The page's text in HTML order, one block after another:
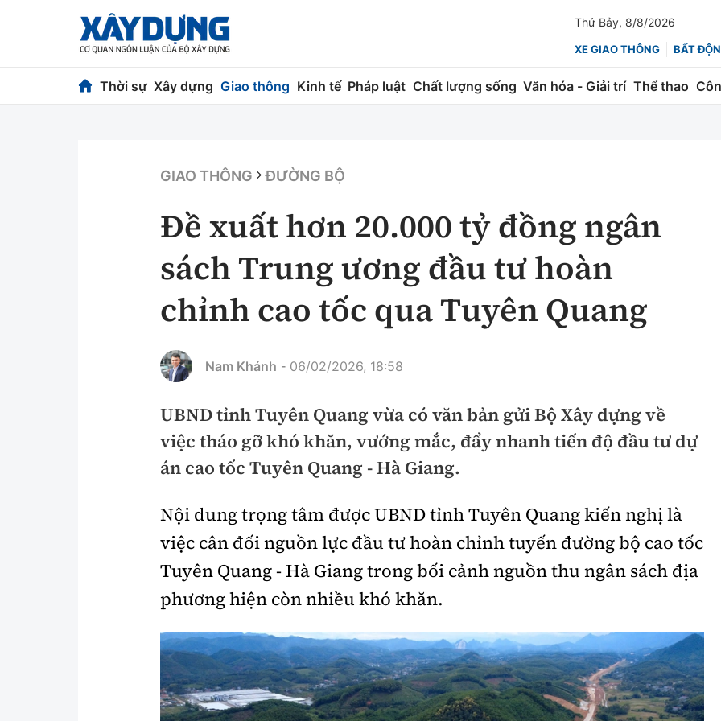
Thứ Bảy, 8/8/2026
XE GIAO THÔNG BẤT
Thời sự Xây dựng Giao thông Kinh tế Pháp luật Chất lượng sống Văn hóa - Giải trí Thể thao
Chuyện dọc đường
Chỉ đạo điều hành
Vật liệu xây dựng
Giám định chất lượng
Quản lý đô thị
Hàng không
Đường sắt
Đường sắt tốc độ cao
Hàng hải
Đường sắt đô thị
Mời thầu - Đấu thầu
Thi viết về Ngành
Chứng khoán
Bảo hiểm
Doanh nghiệp
An ninh hình sự
An toàn giao thông
Giao thông 24h
ATGT địa phương
Văn hóa giao thông
Lái xe an toàn
Chung tay vì ATGT
Gương sáng giao thông
xem thêm
Chất lượng sống Văn hóa - Giải Trí
Văn hóa
Thể thao
Bóng đá
Công nghệ
Công nghệ mới
GIAO THÔNG ĐƯỜNG BỘ
Đề xuất hơn 20.000 tỷ đồng ngân
sách Trung ương đầu tư hoàn
chỉnh cao tốc qua Tuyên Quang
Nam Khánh - 06/02/2026, 18:58
UBND tỉnh Tuyên Quang vừa có văn bản gửi Bộ Xây dựng về
việc tháo gỡ khó khăn, vướng mắc, đẩy nhanh tiến độ đầu tư dự
án cao tốc Tuyên Quang - Hà Giang.
Nội dung trọng tâm được UBND tỉnh Tuyên Quang kiến nghị là
việc cân đối nguồn lực đầu tư hoàn chỉnh tuyến đường bộ cao tốc
Tuyên Quang - Hà Giang trong bối cảnh nguồn thu ngân sách địa
phương hiện còn nhiều khó khăn.